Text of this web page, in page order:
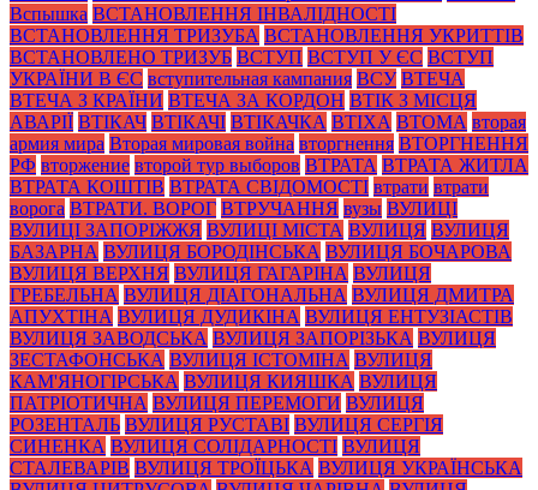
Вспышка ВСТАНОВЛЕННЯ ІНВАЛІДНОСТІ
ВСТАНОВЛЕННЯ ТРИЗУБА ВСТАНОВЛЕННЯ УКРИТТІВ
ВСТАНОВЛЕНО ТРИЗУБ ВСТУП ВСТУП У ЄС ВСТУП
УКРАЇНИ В ЄС вступительная кампания ВСУ ВТЕЧА
ВТЕЧА З КРАЇНИ ВТЕЧА ЗА КОРДОН ВТІК З МІСЦЯ
АВАРІЇ ВТІКАЧ ВТІКАЧІ ВТІКАЧКА ВТІХА ВТОМА вторая
армия мира Вторая мировая война вторгнення ВТОРГНЕННЯ
РФ вторжение второй тур выборов ВТРАТА ВТРАТА ЖИТЛА
ВТРАТА КОШТІВ ВТРАТА СВІДОМОСТІ втрати втрати
ворога ВТРАТИ. ВОРОГ ВТРУЧАННЯ вузы ВУЛИЦІ
ВУЛИЦІ ЗАПОРІЖЖЯ ВУЛИЦІ МІСТА ВУЛИЦЯ ВУЛИЦЯ
БАЗАРНА ВУЛИЦЯ БОРОДІНСЬКА ВУЛИЦЯ БОЧАРОВА
ВУЛИЦЯ ВЕРХНЯ ВУЛИЦЯ ГАГАРІНА ВУЛИЦЯ
ГРЕБЕЛЬНА ВУЛИЦЯ ДІАГОНАЛЬНА ВУЛИЦЯ ДМИТРА
АПУХТІНА ВУЛИЦЯ ДУДИКІНА ВУЛИЦЯ ЕНТУЗІАСТІВ
ВУЛИЦЯ ЗАВОДСЬКА ВУЛИЦЯ ЗАПОРІЗЬКА ВУЛИЦЯ
ЗЕСТАФОНСЬКА ВУЛИЦЯ ІСТОМІНА ВУЛИЦЯ
КАМ'ЯНОГІРСЬКА ВУЛИЦЯ КИЯШКА ВУЛИЦЯ
ПАТРІОТИЧНА ВУЛИЦЯ ПЕРЕМОГИ ВУЛИЦЯ
РОЗЕНТАЛЬ ВУЛИЦЯ РУСТАВІ ВУЛИЦЯ СЕРГІЯ
СИНЕНКА ВУЛИЦЯ СОЛІДАРНОСТІ ВУЛИЦЯ
СТАЛЕВАРІВ ВУЛИЦЯ ТРОЇЦЬКА ВУЛИЦЯ УКРАЇНСЬКА